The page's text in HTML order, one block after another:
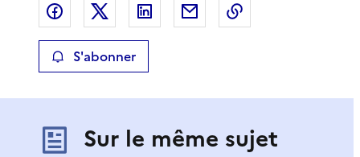
Partager sur Facebook
Partager sur XPartager sur LinkedIn
Partager par email
S'abonner
Sur le même sujet